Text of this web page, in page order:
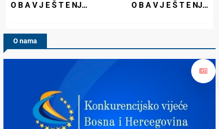
O B A V J E Š T E NJ… O B A V J E Š T E NJ…
O nama